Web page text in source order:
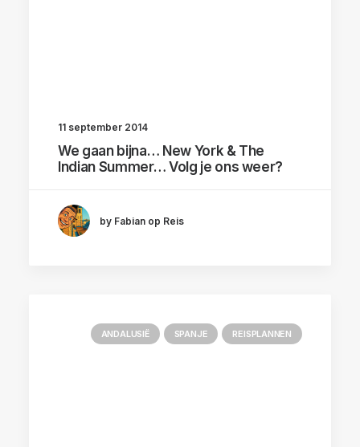
11 september 2014
We gaan bijna… New York & The
Indian Summer… Volg je ons weer?
by Fabian op Reis
ANDALUSIË SPANJE REISPLANNEN